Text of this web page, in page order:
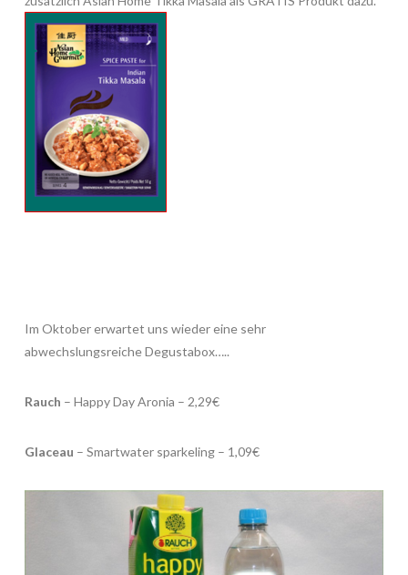
Im Oktober erwartet uns wieder eine sehr
abwechslungsreiche Degustabox…..
Rauch – Happy Day Aronia – 2,29€
Glaceau – Smartwater sparkeling – 1,09€